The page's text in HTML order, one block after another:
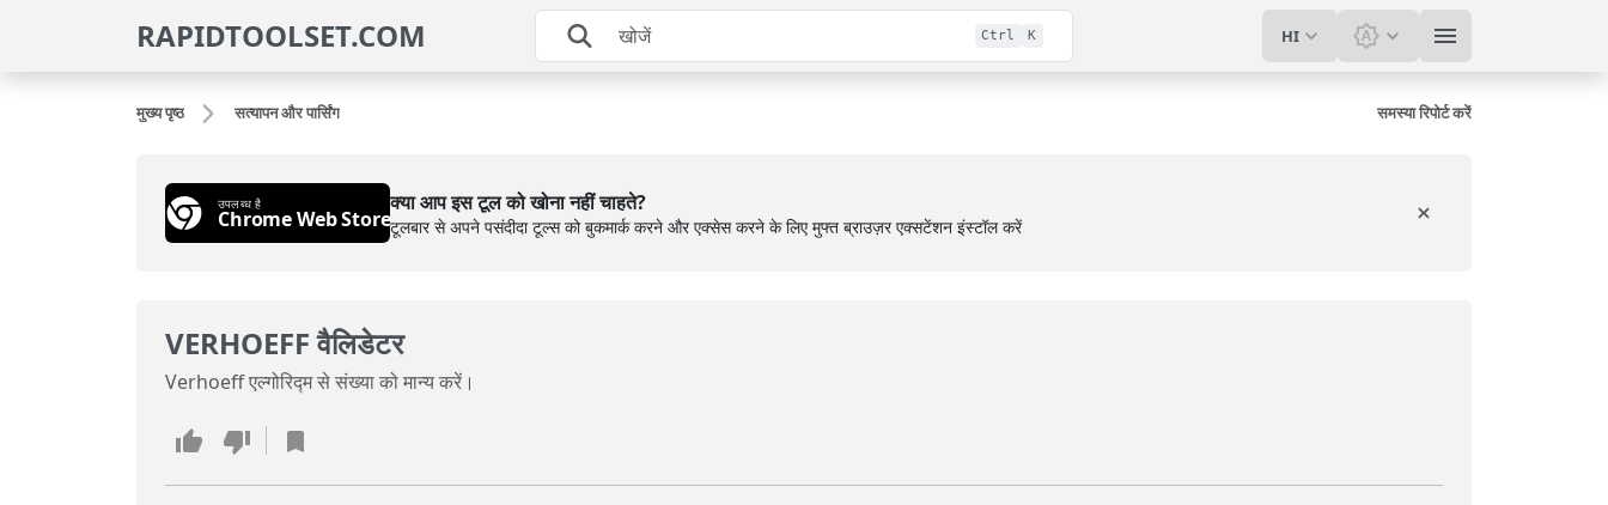
RAPIDTOOLSET.COM Ctrl K HI थीम बदलें: सिस्टम थीम
मुख्य पृष्ठ सत्यापन और पार्सिंग समस्या रिपोर्ट करें
उपलब्ध है
Chrome Web Store
क्या आप इस टूल को खोना नहीं चाहते?
टूलबार से अपने पसंदीदा टूल्स को बुकमार्क करने और एक्सेस करने के लिए मुफ्त ब्राउज़र एक्सटेंशन इंस्टॉल करें
VERHOEFF वैलिडेटर
Verhoeff एल्गोरिद्म से संख्या को मान्य करें।